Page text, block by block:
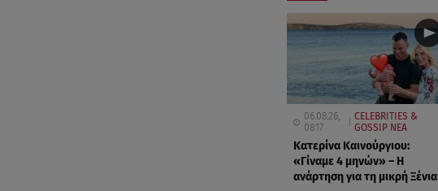
06.08.26,
08:17
CELEBRITIES &
GOSSIP ΝΕΑ
Κατερίνα Καινούργιου:
«Γίναμε 4 μηνών» – Η
ανάρτηση για τη μικρή Ξένια